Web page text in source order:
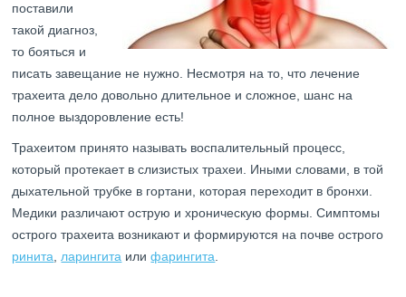
поставили
такой диагноз,
то бояться и
писать завещание не нужно. Несмотря на то, что лечение
трахеита дело довольно длительное и сложное, шанс на
полное выздоровление есть!
Трахеитом принято называть воспалительный процесс,
который протекает в слизистых трахеи. Иными словами, в той
дыхательной трубке в гортани, которая переходит в бронхи.
Медики различают острую и хроническую формы. Симптомы
острого трахеита возникают и формируются на почве острого
ринита
ларингита илифарингита